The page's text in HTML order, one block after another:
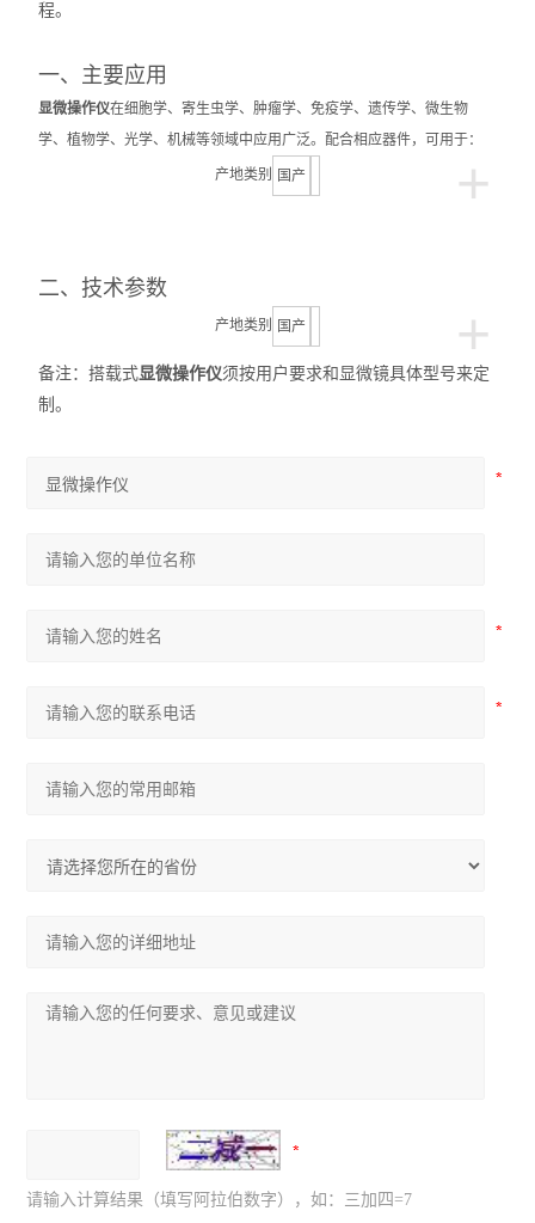
程。
一、主要应用
显微操作仪在细胞学、寄生虫学、肿瘤学、免疫学、遗传学、微生物
学、植物学、光学、机械等领域中应用广泛。 配合相应器件，可用于：
+
产地类别 国产
二、 技术参数
+
产地类别 国产
备注：搭载式显微操作仪须按用户要求和显微镜具体型号来定
制。
请输入计算结果（填写阿拉伯数字），如：三加四=7